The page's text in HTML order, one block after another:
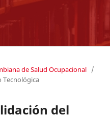
de Salud Ocupacional /
Tecnológica
del